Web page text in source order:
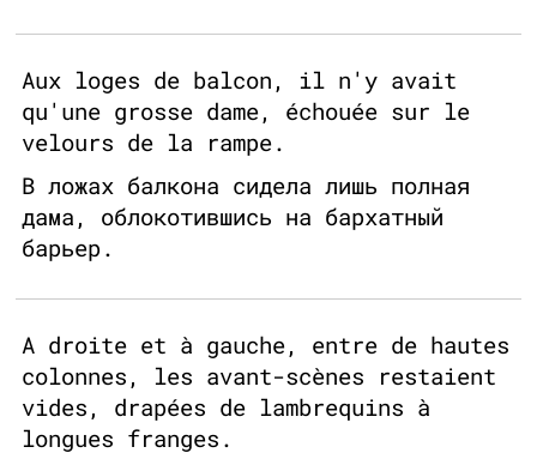
Aux loges de balcon, il n'y avait
qu'une grosse dame, échouée sur le
velours de la rampe.
В ложах балкона сидела лишь полная
дама, облокотившись на бархатный
барьер.
A droite et à gauche, entre de hautes
colonnes, les avant-scènes restaient
vides, drapées de lambrequins à
longues franges.